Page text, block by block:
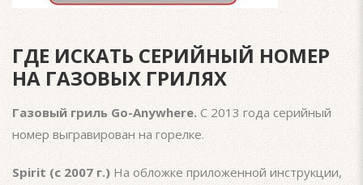
ГДЕ ИСКАТЬ СЕРИЙНЫЙ НОМЕР
НА ГАЗОВЫХ ГРИЛЯХ
Газовый гриль Go-Anywhere. С 2013 года серийный
номер выгравирован на горелке.
Spirit (c 2007 г.) На обложке приложенной инструкции,